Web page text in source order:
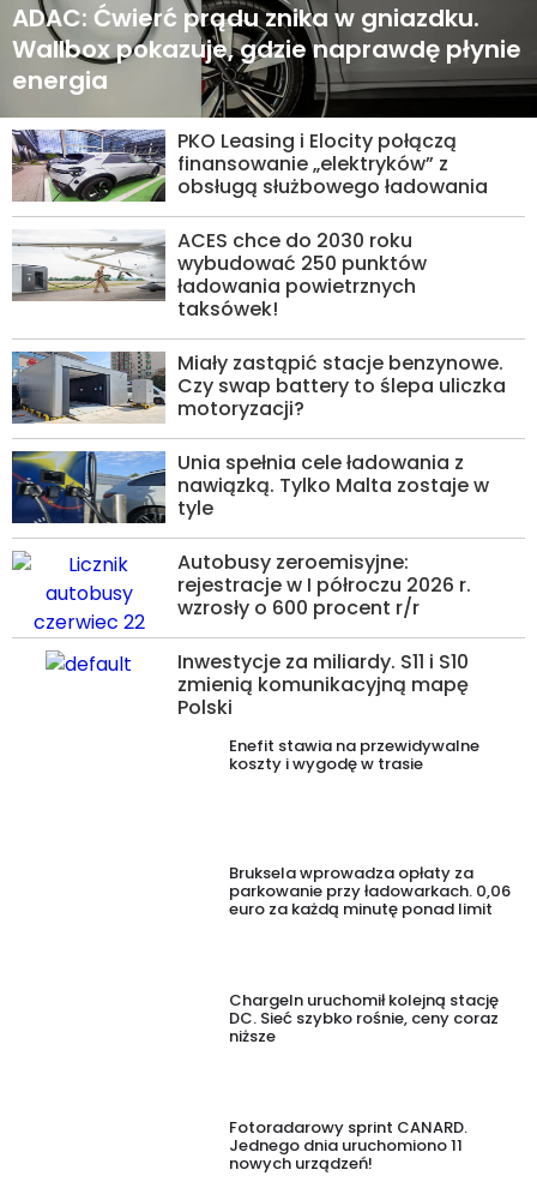
ADAC: Ćwierć prądu znika w gniazdku.
Wallbox pokazuje, gdzie naprawdę płynie
energia
PKO Leasing i Elocity połączą
finansowanie „elektryków” z
obsługą służbowego ładowania
ACES chce do 2030 roku
wybudować 250 punktów
ładowania powietrznych
taksówek!
Miały zastąpić stacje benzynowe.
Czy swap battery to ślepa uliczka
motoryzacji?
Unia spełnia cele ładowania z
nawiązką. Tylko Malta zostaje w
tyle
Autobusy zeroemisyjne:
rejestracje w I półroczu 2026 r.
wzrosły o 600 procent r/r
Inwestycje za miliardy. S11 i S10
zmienią komunikacyjną mapę
Polski
Enefit stawia na przewidywalne
koszty i wygodę w trasie
Bruksela wprowadza opłaty za
parkowanie przy ładowarkach. 0,06
euro za każdą minutę ponad limit
ChargeIn uruchomił kolejną stację
DC. Sieć szybko rośnie, ceny coraz
niższe
Fotoradarowy sprint CANARD.
Jednego dnia uruchomiono 11
nowych urządzeń!